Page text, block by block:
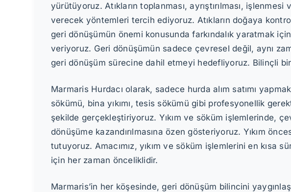
yürütüyoruz. Atıkların toplanması, ayrıştırılması,
verecek yöntemleri tercih ediyoruz. Atıkların doğaya
geri dönüşümün önemi konusunda farkındalık yaratmak
veriyoruz. Geri dönüşümün sadece çevresel değil, aynı
geri dönüşüm sürecine dahil etmeyi hedefliyoruz. Bilinçli
Marmaris Hurdacı olarak, sadece hurda alım satımı
sökümü, bina yıkımı, tesis sökümü gibi profesyonellik
şekilde gerçekleştiriyoruz. Yıkım ve söküm işlemlerinde,
dönüşüme kazandırılmasına özen gösteriyoruz. Yıkım
tutuyoruz. Amacımız, yıkım ve söküm işlemlerini en kısa
için her zaman önceliklidir.
Marmaris’in her köşesinde, geri dönüşüm bilincini